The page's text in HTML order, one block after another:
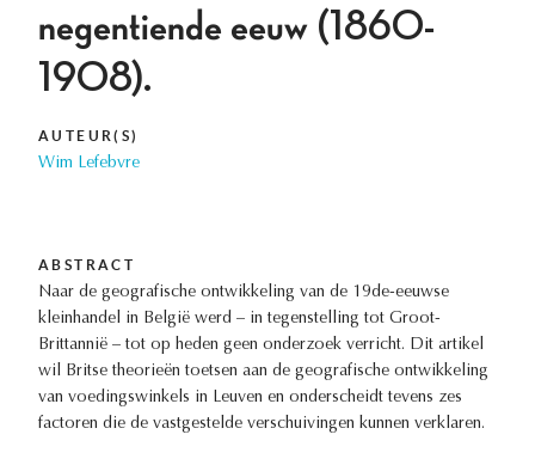
negentiende eeuw (1860-
1908).
AUTEUR(S)
Wim Lefebvre
ABSTRACT
Naar de geografische ontwikkeling van de 19de-eeuwse
kleinhandel in België werd – in tegenstelling tot Groot-
Brittannië – tot op heden geen onderzoek verricht. Dit artikel
wil Britse theorieën toetsen aan de geografische ontwikkeling
van voedingswinkels in Leuven en onderscheidt tevens zes
factoren die de vastgestelde verschuivingen kunnen verklaren.